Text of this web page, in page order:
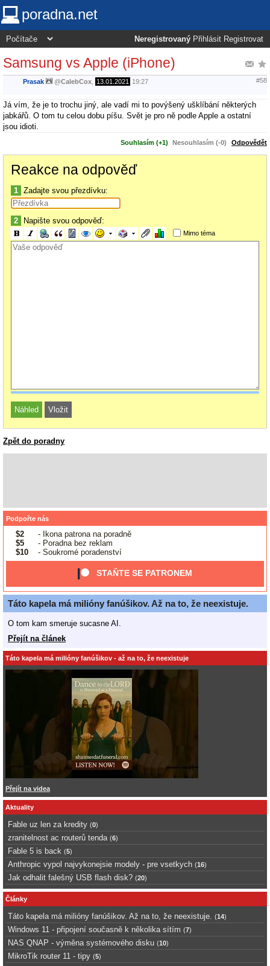
poradna.net
Neregistrovaný Přihlásit Registrovat
Samsung vs Apple (iPhone)
Prasak @CalebCox 13.01.2021 19:27 #58
Já vím, že je to trochu jiný, ale vadí mi to povýšený ušklíbání některých
jabkářů. O tom tu celou dobu píšu. Svět je pro ně podle Apple a ostatní
jsou idioti.
Souhlasím (+1) Nesouhlasím (-0) Odpovědět
Reakce na odpověď
1 Zadajte svou přezdívku:
2 Napište svou odpověď:
Mimo téma
Zpět do poradny
Podpořte nás
$2
- Ikona patrona na poradně
$5
- Poradna bez reklam
$10
- Soukromé poradenství
STAŇTE SE PATRONEM
Táto kapela má milióny fanúšikov. Až na to, že neexistuje.
O tom kam smeruje sucasne AI.
Přejít na článek
Táto kapela má milióny fanúšikov - až na to, že neexistuje
Přejít na videa
Aktuality
Fable uz len za kredity (0)
zranitelnost ac routerů tenda (6)
Fable 5 is back (5)
Anthropic vypol najvykonejsie modely - pre vsetkych (16)
Jak odhalit falešný USB flash disk? (20)
Články
Táto kapela má milióny fanúšikov. Až na to, že neexistuje. (14)
Windows 11 - připojení současně k několika sítím (7)
NAS QNAP - výměna systémového disku (10)
MikroTik router 11 - tipy (5)